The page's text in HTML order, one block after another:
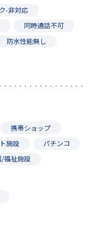
-非対応
同時通話不可
防水性能無し
携帯ショップ
施設
パチンコ
/福祉施設